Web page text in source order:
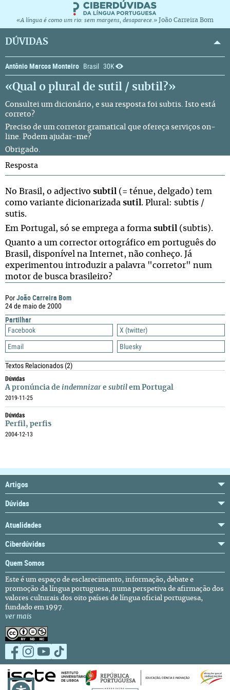
«A língua é como um rio: sem margens, desaparece.» João Carreira Bom
DÚVIDAS
Antônio Marcos Monteiro Brasil 30K
«Qual o plural de sutil / subtil?»
Consultei um dicionário, e sua resposta foi subtis. Isto está
correto?
Preciso de um corretor gramatical que ofereça serviços on-
line. Podem ajudar-me?
Obrigado.
PorJoão Carreira Bom
24 de maio de 2000
Partilhar
Facebook
X (twitter)
Email
Bluesky
Textos Relacionados(2)
Dúvidas
A pronúncia de indemnizar e subtil em Portugal
2019-11-25
Dúvidas
Perfil, perfis
2004-12-13
Resposta
No Brasil, o adjectivo subtil
(= ténue, delgado) tem
como variante dicionarizada sutil . Plural: subtis /
sutis.
Em Portugal, só se emprega a forma subtil
(subtis).
Quanto a um corrector ortográfico em português do
Brasil, disponível na Internet, não conheço. Já
experimentou introduzir a palavra "corretor" num
motor de busca brasileiro?
Artigos
Dúvidas
Atualidades
Ciberdúvidas
Quem Somos
Este é um espaço de esclarecimento, informação, debate e
promoção da língua portuguesa, numa perspetiva de afirmação dos
valores culturais dos oito países de língua oficial portuguesa,
fundado em 1997.
ver mais